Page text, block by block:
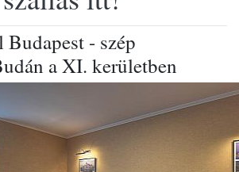
- szép
a XI. kerületben